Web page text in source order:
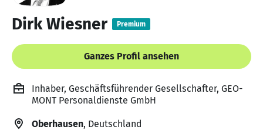
Dirk Wiesner Premium
Ganzes Profil ansehen
Inhaber, Geschäftsführender Gesellschafter, GEO-
MONT Personaldienste GmbH
Oberhausen, Deutschland